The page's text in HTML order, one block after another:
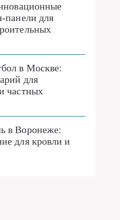
панели для
в Москве:
для
частных
в Воронеже:
для кровли и